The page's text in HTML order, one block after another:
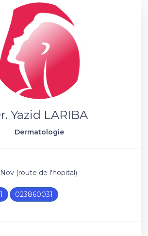
Yazid LARIBA
Dermatologie
(route de l'hopital)
023860031